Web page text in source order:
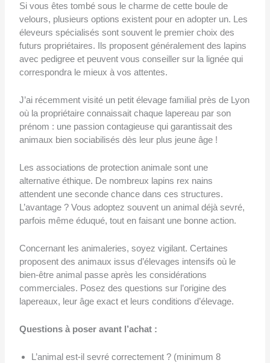
Si vous êtes tombé sous le charme de cette boule de
velours, plusieurs options existent pour en adopter un. Les
éleveurs spécialisés sont souvent le premier choix des
futurs propriétaires. Ils proposent généralement des lapins
avec pedigree et peuvent vous conseiller sur la lignée qui
correspondra le mieux à vos attentes.
J’ai récemment visité un petit élevage familial près de Lyon
où la propriétaire connaissait chaque lapereau par son
prénom : une passion contagieuse qui garantissait des
animaux bien sociabilisés dès leur plus jeune âge !
Les associations de protection animale sont une
alternative éthique. De nombreux lapins rex nains
attendent une seconde chance dans ces structures.
L’avantage ? Vous adoptez souvent un animal déjà sevré,
parfois même éduqué, tout en faisant une bonne action.
Concernant les animaleries, soyez vigilant. Certaines
proposent des animaux issus d’élevages intensifs où le
bien-être animal passe après les considérations
commerciales. Posez des questions sur l’origine des
lapereaux, leur âge exact et leurs conditions d’élevage.
Questions à poser avant l’achat :
L’animal est-il sevré correctement ? (minimum 8